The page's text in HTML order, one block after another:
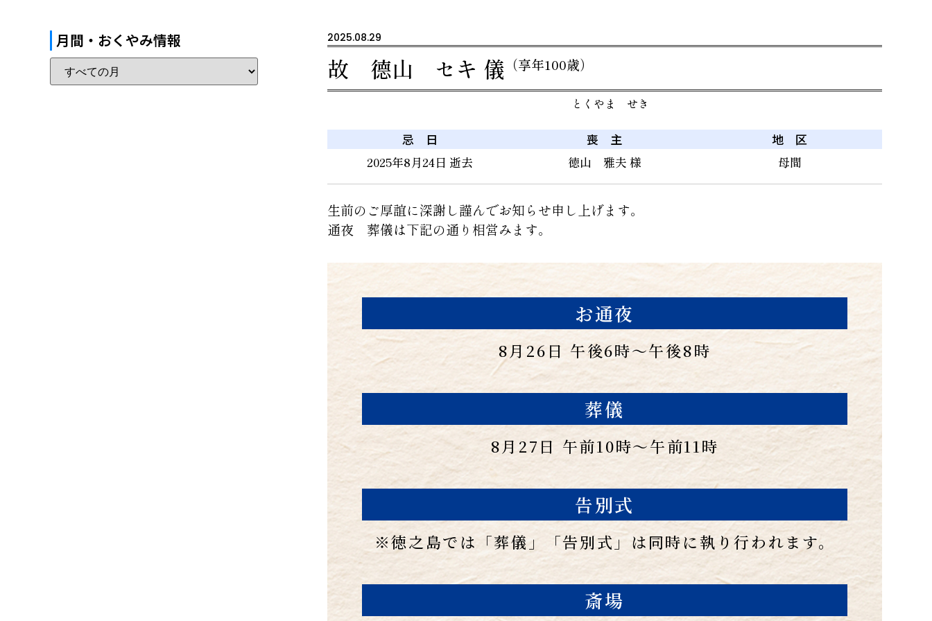
月間・おくやみ情報 2025.08.29
故 德山 セキ 儀 （享年100歳）
とくやま せき
忌 日
2025年8月24日 逝去
喪 主
徳山 雅夫 様
地 区
母間
生前のご厚誼に深謝し謹んでお知らせ申し上げます。
通夜 葬儀は下記の通り相営みます。
お通夜
8月26日 午後6時〜午後8時
葬儀
8月27日 午前10時〜午前11時
告別式
※徳之島では「葬儀」「告別式」は同時に執り行われます。
斎場